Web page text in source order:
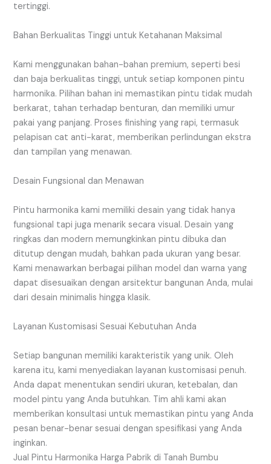
tertinggi.
Bahan Berkualitas Tinggi untuk Ketahanan Maksimal
Kami menggunakan bahan-bahan premium, seperti besi
dan baja berkualitas tinggi, untuk setiap komponen pintu
harmonika. Pilihan bahan ini memastikan pintu tidak mudah
berkarat, tahan terhadap benturan, dan memiliki umur
pakai yang panjang. Proses finishing yang rapi, termasuk
pelapisan cat anti-karat, memberikan perlindungan ekstra
dan tampilan yang menawan.
Desain Fungsional dan Menawan
Pintu harmonika kami memiliki desain yang tidak hanya
fungsional tapi juga menarik secara visual. Desain yang
ringkas dan modern memungkinkan pintu dibuka dan
ditutup dengan mudah, bahkan pada ukuran yang besar.
Kami menawarkan berbagai pilihan model dan warna yang
dapat disesuaikan dengan arsitektur bangunan Anda, mulai
dari desain minimalis hingga klasik.
Layanan Kustomisasi Sesuai Kebutuhan Anda
Setiap bangunan memiliki karakteristik yang unik. Oleh
karena itu, kami menyediakan layanan kustomisasi penuh.
Anda dapat menentukan sendiri ukuran, ketebalan, dan
model pintu yang Anda butuhkan. Tim ahli kami akan
memberikan konsultasi untuk memastikan pintu yang Anda
pesan benar-benar sesuai dengan spesifikasi yang Anda
inginkan.
Jual Pintu Harmonika Harga Pabrik di Tanah Bumbu